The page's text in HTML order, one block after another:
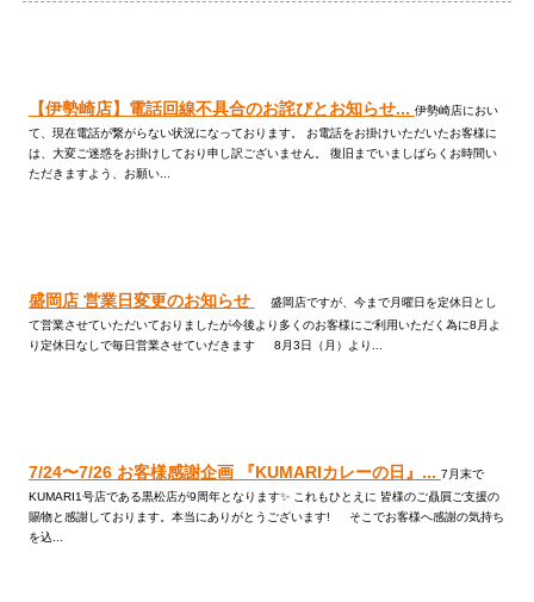
【伊勢崎店】電話回線不具合のお詫びとお知らせ... 伊勢崎店におい
て、現在電話が繋がらない状況になっております。 お電話をお掛けいただいたお客様に
は、大変ご迷惑をお掛けしており申し訳ございません。 復旧までいましばらくお時間い
ただきますよう、お願い...
盛岡店 営業日変更のお知らせ
盛岡店ですが、今まで月曜日を定休日とし
て営業させていただいておりましたが今後より多くのお客様にご利用いただく為に8月よ
り定休日なしで毎日営業させていだきます 8月3日（月）より...
7/24〜7/26 お客様感謝企画 『KUMARIカレーの日』... 7月末で
KUMARI1号店である黒松店が9周年となります✨ これもひとえに 皆様のご贔屓ご支援の
賜物と感謝しております。本当にありがとうございます! そこでお客様へ感謝の気持ち
を込...